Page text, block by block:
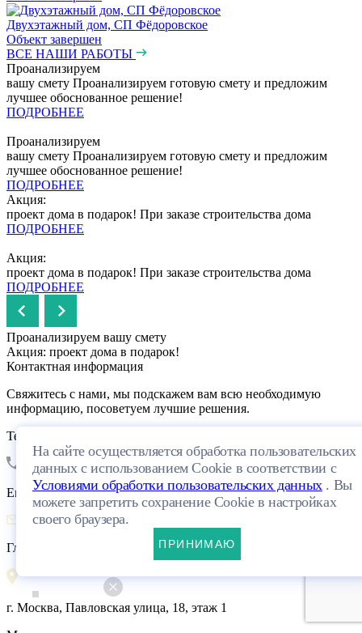
Двухэтажный дом, СП Фёдоровское
Объект завершен
ВСЕ НАШИ РАБОТЫ
Проанализируем
вашу смету Проанализируем готовую смету и предложим
лучшее обоснованное решение!
ПОДРОБНЕЕ
Проанализируем
вашу смету Проанализируем готовую смету и предложим
лучшее обоснованное решение!
ПОДРОБНЕЕ
Акция:
проект дома в подарок! При заказе строительства дома
ПОДРОБНЕЕ
Акция:
проект дома в подарок! При заказе строительства дома
ПОДРОБНЕЕ
Проанализируем вашу смету
Акция: проект дома в подарок!
Контактная информация
Свяжитесь с нами, мы подскажем вам всю необходимую
информацию, посоветуем лучшие решения.
Телефон
+7 (495) 142 05 67
Email
info@individoms.ru
Главный офис
г. Москва, Павловская улица, 18, этаж 1
На сайте осуществляется обработка пользовательских
данных с использованием Cookie в соответствии с
Условиями обработки пользовательских данных. Вы
можете запретить сохранение Cookie в настройках
своего браузера.
ПРИНИМАЮ